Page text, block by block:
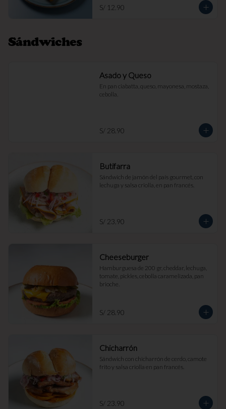
S/ 12.90
Sándwiches
Asado y Queso
En pan ciabatta, queso, mayonesa, mostaza,
cebolla.
S/ 28.90
Butifarra
Sándwich de jamón del país gourmet, con
lechuga y salsa criolla, en pan francés.
S/ 23.90
Cheeseburger
Hamburguesa de 200 gr, cheddar, lechuga,
tomate, pickles, cebolla caramelizada, pan
brioche.
S/ 28.90
Chicharrón
Sándwich con chicharrón de cerdo, camote
frito y salsa criolla en pan francés.
S/ 23.90